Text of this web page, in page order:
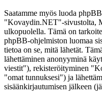
Saatamme myös luoda
"Kovaydin.NET"-sivustolta,
ulkopuolella. Tämä on
phpBB-ohjelmiston luomaa
tietoa on se, mitä lähetät.
lähettäminen anonyyminä
viestit"), rekisteröityminen
"omat tunnuksesi") ja
sisäänkirjautumisen jälkeen